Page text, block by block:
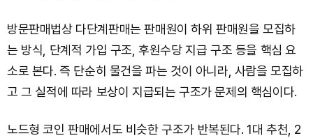
방문판매법상 다단계판매는 판매원이 하위 판매원을 모집하
는 방식, 단계적 가입 구조, 후원수당 지급 구조 등을 핵심 요
소로 본다. 즉 단순히 물건을 파는 것이 아니라, 사람을 모집하
고 그 실적에 따라 보상이 지급되는 구조가 문제의 핵심이다.
노드형 코인 판매에서도 비슷한 구조가 반복된다. 1대 추천, 2